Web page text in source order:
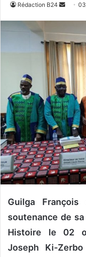
Rédaction B24
o
y
e
u
n
c
o
u
r
r
i
e
Guilga
soutenance de
Histoire le 02
Joseph Ki-